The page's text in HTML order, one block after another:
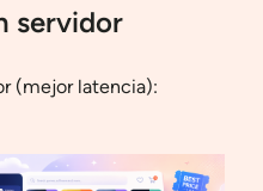
servidor
(mejor latencia):